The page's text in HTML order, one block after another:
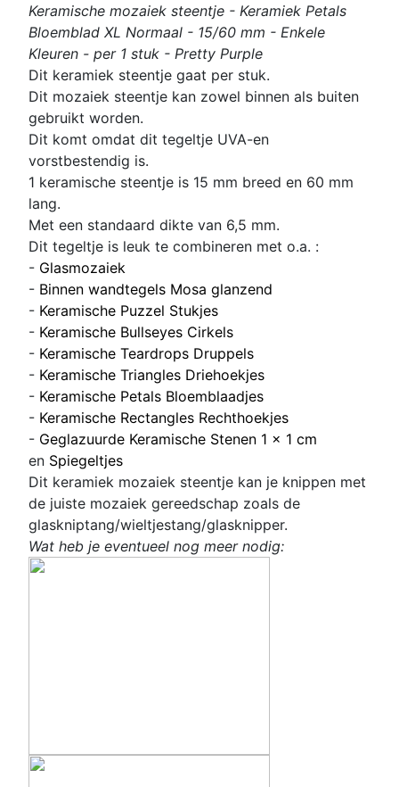
Keramische mozaiek steentje - Keramiek Petals
Bloemblad XL Normaal - 15/60 mm - Enkele
Kleuren - per 1 stuk - Pretty Purple
Dit keramiek steentje gaat per stuk.
Dit mozaiek steentje kan zowel binnen als buiten
gebruikt worden.
Dit komt omdat dit tegeltje UVA-en
vorstbestendig is.
1 keramische steentje is 15 mm breed en 60 mm
lang.
Met een standaard dikte van 6,5 mm.
Dit tegeltje is leuk te combineren met o.a. :
- Glasmozaiek
- Binnen wandtegels Mosa glanzend
- Keramische Puzzel Stukjes
- Keramische Bullseyes Cirkels
- Keramische Teardrops Druppels
- Keramische Triangles Driehoekjes
- Keramische Petals Bloemblaadjes
- Keramische Rectangles Rechthoekjes
- Geglazuurde Keramische Stenen 1 x 1 cm
en Spiegeltjes
Dit keramiek mozaiek steentje kan je knippen met
de juiste mozaiek gereedschap zoals de
glaskniptang/wieltjestang/glasknipper.
Wat heb je eventueel nog meer nodig: